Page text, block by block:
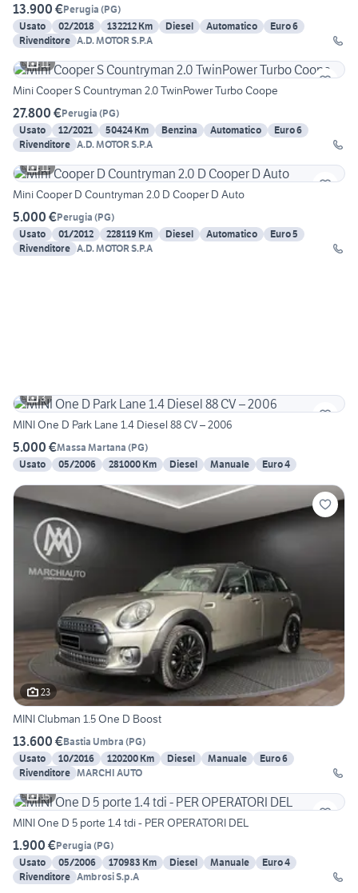
13.900 €Perugia (PG)
Usato
02/2018 132212 Km Diesel Automatico
Euro 6
Rivenditore A.D. MOTOR S.P.A
11
Mini Cooper S Countryman 2.0 TwinPower Turbo Coope
27.800 €Perugia (PG)
Usato
12/2021 50424 Km Benzina Automatico
Euro 6
Rivenditore A.D. MOTOR S.P.A
11
Mini Cooper D Countryman 2.0 D Cooper D Auto
5.000 €Perugia (PG)
Usato
01/2012 228119 Km Diesel Automatico
Euro 5
Rivenditore A.D. MOTOR S.P.A
3
MINI One D Park Lane 1.4 Diesel 88 CV – 2006
5.000 €Massa Martana (PG)
Usato
05/2006 281000 Km Diesel Manuale Euro 4
23
MINI Clubman 1.5 One D Boost
13.600 €Bastia Umbra (PG)
Usato
10/2016 120200 Km Diesel Manuale
Euro 6
Rivenditore MARCHI AUTO
15
MINI One D 5 porte 1.4 tdi - PER OPERATORI DEL
1.900 €Perugia (PG)
Usato
05/2006 170983 Km Diesel Manuale
Euro 4
Rivenditore Ambrosi S.p.A